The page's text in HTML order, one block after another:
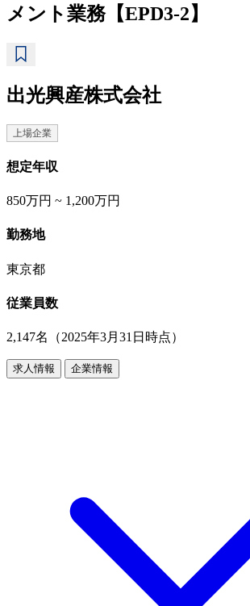
メント業務【EPD3-2】
出光興産株式会社
上場企業
想定年収
850万円 ~ 1,200万円
勤務地
東京都
従業員数
2,147名（2025年3月31日時点）
求人情報 企業情報